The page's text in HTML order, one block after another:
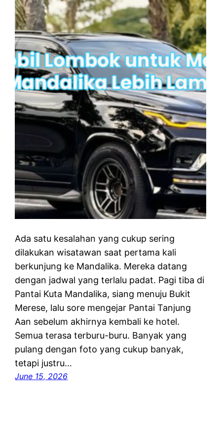
Ada satu kesalahan yang cukup sering
dilakukan wisatawan saat pertama kali
berkunjung ke Mandalika. Mereka datang
dengan jadwal yang terlalu padat. Pagi tiba di
Pantai Kuta Mandalika, siang menuju Bukit
Merese, lalu sore mengejar Pantai Tanjung
Aan sebelum akhirnya kembali ke hotel.
Semua terasa terburu-buru. Banyak yang
pulang dengan foto yang cukup banyak,
tetapi justru…
June 15, 2026